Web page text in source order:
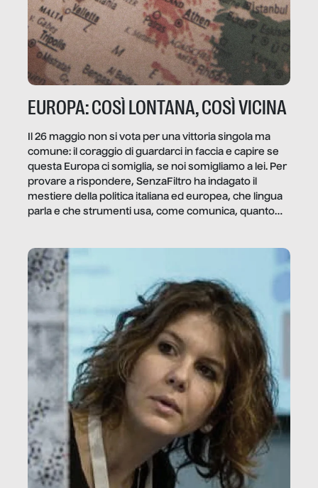
EUROPA: COSÌ LONTANA, COSÌ VICINA
Il 26 maggio non si vota per una vittoria singola ma
comune: il coraggio di guardarci in faccia e capire se
questa Europa ci somiglia, se noi somigliamo a lei. Per
provare a rispondere, SenzaFiltro ha indagato il
mestiere della politica italiana ed europea, che lingua
parla e che strumenti usa, come comunica, quanto